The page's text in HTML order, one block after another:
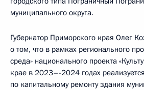
муниципального округа.
Губернатор Приморского края Олег
о том, что в рамках регионального
среда» национального проекта
крае в 2023–-2024 годах
по капитальному ремонту здания